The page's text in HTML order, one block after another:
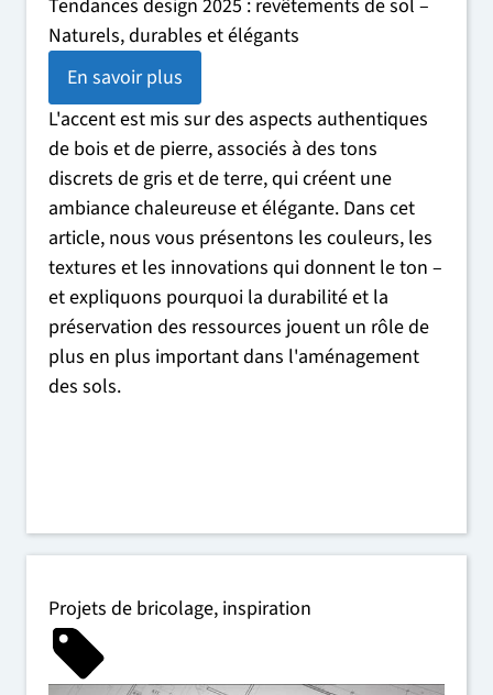
Tendances design 2025 : revêtements de sol –
Naturels, durables et élégants
En savoir plus
L'accent est mis sur des aspects authentiques
de bois et de pierre, associés à des tons
discrets de gris et de terre, qui créent une
ambiance chaleureuse et élégante. Dans cet
article, nous vous présentons les couleurs, les
textures et les innovations qui donnent le ton –
et expliquons pourquoi la durabilité et la
préservation des ressources jouent un rôle de
plus en plus important dans l'aménagement
des sols.
Projets de bricolage, inspiration